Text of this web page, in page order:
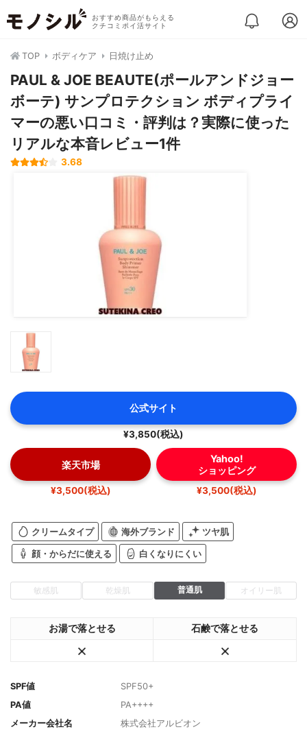
おすすめ商品がもらえる
クチコミポイ活サイト
TOP ボディケア 日焼け止め
PAUL & JOE BEAUTE(ポールアンドジョー
ボーテ) サンプロテクション ボディプライ
マーの悪い口コミ・評判は？実際に使った
リアルな本音レビュー1件
3.68
公式サイト
¥3,850(税込)
楽天市場
¥3,500(税込)
Yahoo!
ショッピング
¥3,500(税込)
クリームタイプ 海外ブランド ツヤ肌
顔・からだに使える 白くなりにくい
敏感肌 乾燥肌 普通肌 オイリー肌
お湯で落とせる 石鹸で落とせる
SPF値
SPF50+
PA値
PA++++
メーカー会社名
株式会社アルビオン